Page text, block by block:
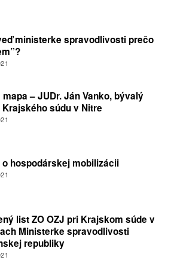
ministerke spravodlivosti prečo
mapa – JUDr. Ján Vanko, bývalý
súdu v Nitre
o hospodárskej mobilizácii
list ZO OZJ pri Krajskom súde v
Ministerke spravodlivosti
republiky